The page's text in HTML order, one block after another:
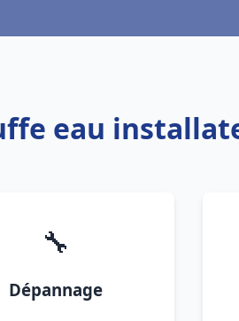
eau
🔧
Dépannage